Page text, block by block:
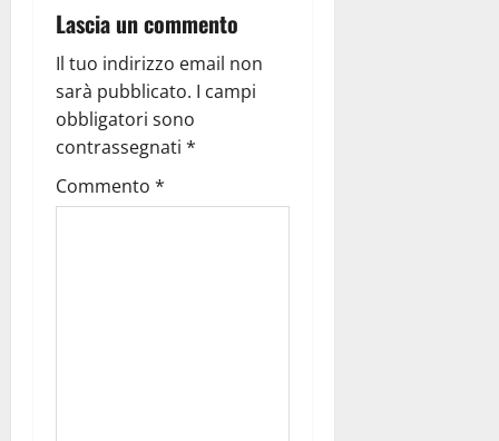
Lascia un commento
Il tuo indirizzo email non
sarà pubblicato. I campi
obbligatori sono
contrassegnati *
Commento *